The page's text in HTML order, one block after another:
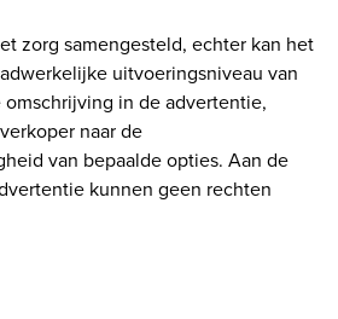
zorg samengesteld, echter kan het
uitvoeringsniveau van
in de advertentie,
naar de
van bepaalde opties. Aan de
kunnen geen rechten